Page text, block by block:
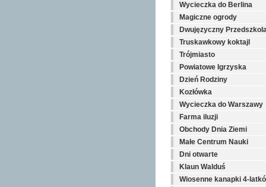
Wycieczka do Berlina
Magiczne ogrody
Dwujęzyczny
Truskawkowy koktajl
Trójmiasto
Powiatowe Igrzyska
Dzień Rodziny
Kozłówka
Wycieczka do Warszawy
Farma iluzji
Obchody Dnia Ziemi
Małe Centrum Nauki
Dni otwarte
Klaun Walduś
Wiosenne kanapki 4-